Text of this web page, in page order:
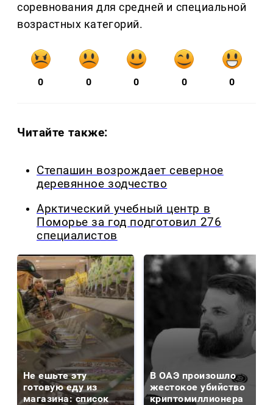
соревнования для средней и специальной
возрастных категорий.
0 0 0 0 0
Читайте также:
Степашин возрождает северное
деревянное зодчество
Арктический учебный центр в
Поморье за год подготовил 276
специалистов
Не ешьте эту
готовую еду из
магазина: список
В ОАЭ произошло
жестокое убийство
криптомиллионера